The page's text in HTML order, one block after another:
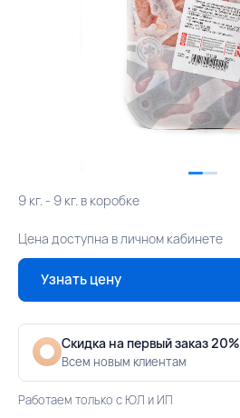
9 кг. - 9 кг. в коробке
Цена доступна в личном кабинете
Узнать цену
Скидка на первый заказ 20%
Всем новым клиентам
Работаем только с ЮЛ и ИП